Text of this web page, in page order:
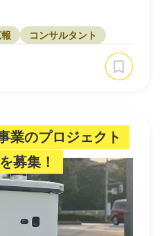
コンサルタント
業のプロジェクト
募集！